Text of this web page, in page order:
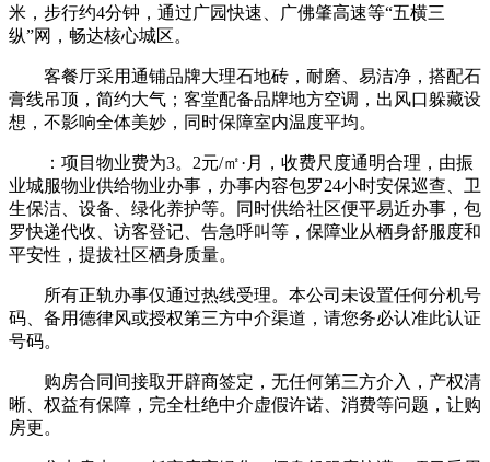
米，步行约4分钟，通过广园快速、广佛肇高速等“五横三
纵”网，畅达核心城区。
客餐厅采用通铺品牌大理石地砖，耐磨、易洁净，搭配石
膏线吊顶，简约大气；客堂配备品牌地方空调，出风口躲藏设
想，不影响全体美妙，同时保障室内温度平均。
：项目物业费为3。2元/㎡·月，收费尺度通明合理，由振
业城服物业供给物业办事，办事内容包罗24小时安保巡查、卫
生保洁、设备、绿化养护等。同时供给社区便平易近办事，包
罗快递代收、访客登记、告急呼叫等，保障业从栖身舒服度和
平安性，提拔社区栖身质量。
所有正轨办事仅通过热线受理。本公司未设置任何分机号
码、备用德律风或授权第三方中介渠道，请您务必认准此认证
号码。
购房合同间接取开辟商签定，无任何第三方介入，产权清
晰、权益有保障，完全杜绝中介虚假许诺、消费等问题，让购
房更。